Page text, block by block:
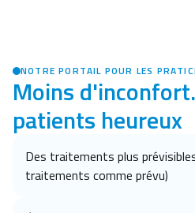
NOTRE PORTAIL POUR LES
Moins
patients heureux
Des traitements plus
traitements comme prévu)